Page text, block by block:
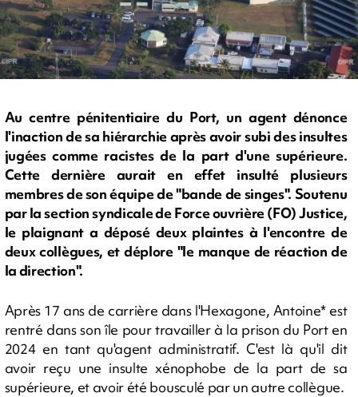
Au centre pénitentiaire du Port, un agent dénonce
l'inaction de sa hiérarchie après avoir subi des insultes
jugées comme racistes de la part d'une supérieure.
Cette dernière aurait en effet insulté plusieurs
membres de son équipe de "bande de singes". Soutenu
par la section syndicale de Force ouvrière (FO) Justice,
le plaignant a déposé deux plaintes à l'encontre de
deux collègues, et déplore "le manque de réaction de
la direction".
Après 17 ans de carrière dans l'Hexagone, Antoine* est
rentré dans son île pour travailler à la prison du Port en
2024 en tant qu'agent administratif. C'est là qu'il dit
avoir reçu une insulte xénophobe de la part de sa
supérieure, et avoir été bousculé par un autre collègue.